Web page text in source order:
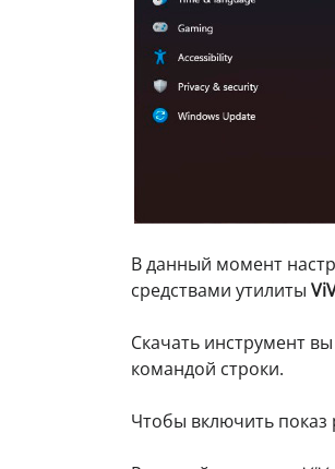
В данный момент
средствами утилиты
Скачать инструмент
командой строки.
Чтобы включить показ